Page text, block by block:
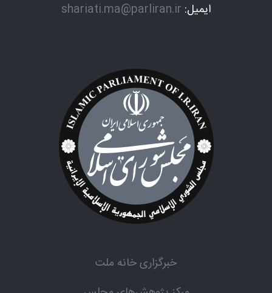
ایمیل: shariati.ma@parliran.ir
خبرگزاری خانه ملت